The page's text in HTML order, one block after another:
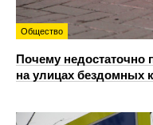
Общество
Почему недостаточно
на улицах бездомных